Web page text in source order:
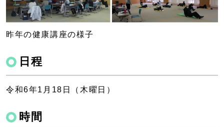
昨年の健康講座の様子
日程
令和6年1月18日（木曜日）
時間